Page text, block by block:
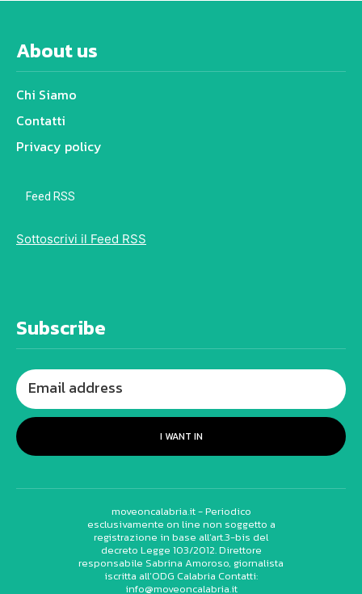
About us
Chi Siamo
Contatti
Privacy policy
Feed RSS
Sottoscrivi il Feed RSS
Subscribe
I WANT IN
moveoncalabria.it - Periodico
esclusivamente on line non soggetto a
registrazione in base all’art.3-bis del
decreto Legge 103/2012. Direttore
responsabile Sabrina Amoroso, giornalista
iscritta all’ODG Calabria Contatti:
info@moveoncalabria.it